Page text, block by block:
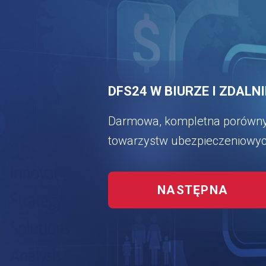
DFS24 W BIURZE I
Darmowa, kompletna
towarzystw
NASTĘPNA